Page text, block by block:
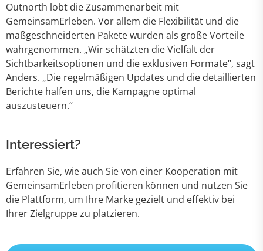
Outnorth lobt die Zusammenarbeit mit
GemeinsamErleben. Vor allem die Flexibilität und die
maßgeschneiderten Pakete wurden als große Vorteile
wahrgenommen. „Wir schätzten die Vielfalt der
Sichtbarkeitsoptionen und die exklusiven Formate“, sagt
Anders. „Die regelmäßigen Updates und die detaillierten
Berichte halfen uns, die Kampagne optimal
auszusteuern.“
Interessiert?
Erfahren Sie, wie auch Sie von einer Kooperation mit
GemeinsamErleben profitieren können und nutzen Sie
die Plattform, um Ihre Marke gezielt und effektiv bei
Ihrer Zielgruppe zu platzieren.